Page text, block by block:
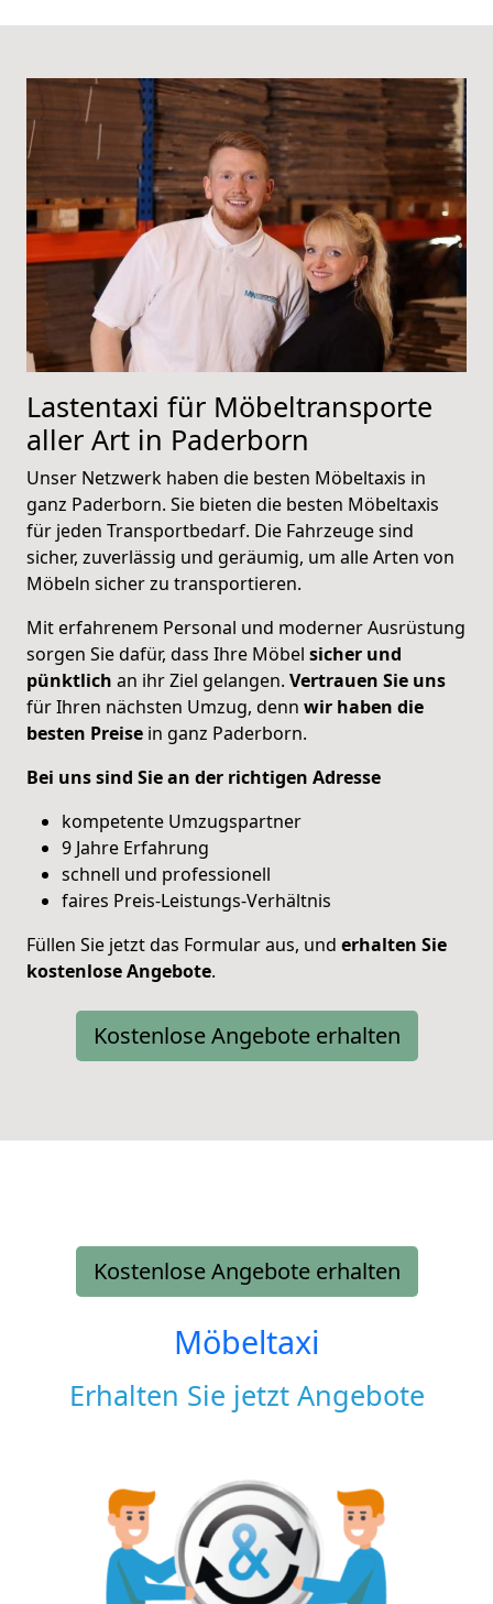
Lastentaxi für Möbeltransporte
aller Art in Paderborn
Unser Netzwerk haben die besten Möbeltaxis in
ganz Paderborn. Sie bieten die besten Möbeltaxis
für jeden Transportbedarf. Die Fahrzeuge sind
sicher, zuverlässig und geräumig, um alle Arten von
Möbeln sicher zu transportieren.
Mit erfahrenem Personal und moderner Ausrüstung
sorgen Sie dafür, dass Ihre Möbel sicher und
pünktlich an ihr Ziel gelangen. Vertrauen Sie uns
für Ihren nächsten Umzug, denn wir haben die
besten Preise in ganz Paderborn.
Bei uns sind Sie an der richtigen Adresse
kompetente Umzugspartner
9 Jahre Erfahrung
schnell und professionell
faires Preis-Leistungs-Verhältnis
Füllen Sie jetzt das Formular aus, und erhalten Sie
kostenloseAngebote.
Kostenlose Angebote erhalten
Kostenlose Angebote erhalten
Möbeltaxi
Erhalten Sie jetzt Angebote